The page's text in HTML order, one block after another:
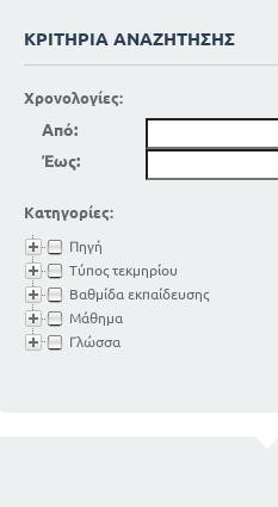
ΚΡΙΤΉΡΙΑ ΑΝΑΖΉΤΗΣΗΣ
Χρονολογίες:
Από:
Έως:
Κατηγορίες:
Πηγή
Τύπος τεκμηρίου
Βαθμίδα εκπαίδευσης
Μάθημα
Γλώσσα